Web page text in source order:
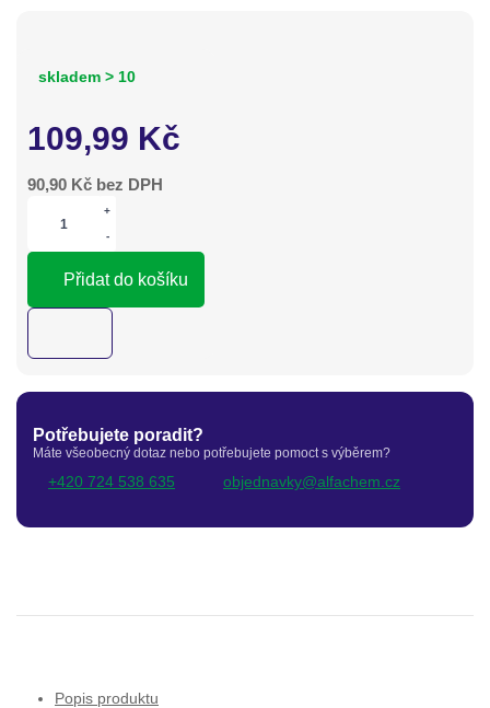
skladem > 10
109,99 Kč
90,90 Kč bez DPH
+
-
Přidat do košíku
Potřebujete poradit?
Máte všeobecný dotaz nebo potřebujete pomoct s výběrem?
+420 724 538 635 objednavky@alfachem.cz
Popis produktu